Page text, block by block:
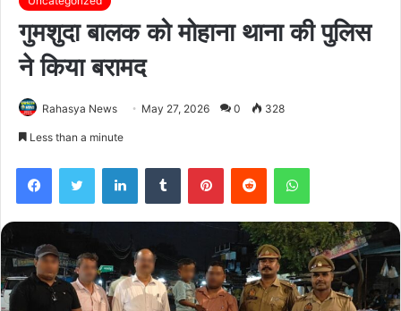
गुमशुदा बालक को मोहाना थाना की पुलिस
ने किया बरामद
Rahasya News May 27, 2026 0 328
Less than a minute
FacebookTwitter LinkedInTumblr PinterestReddit WhatsApp